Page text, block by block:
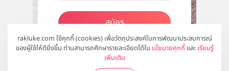
rakluke.com ใช้คุกกี้ (cookies) เพื่อวัตถุประสงค์ในการพัฒนาประสบการณ์
ของผู้ใช้ให้ดียิ่งขึ้น ท่านสามารถศึกษารายละเอียดได้ใน นโยบายคุกกี้ และ เรียนรู้
เพิ่มเติม
สมัคร